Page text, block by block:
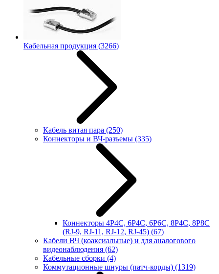
Кабельная продукция (3266)
Кабель витая пара (250)
Коннекторы и ВЧ-разъемы (335)
Коннекторы 4P4C, 6P4C, 6P6C, 8P4C, 8P8C
(RJ-9, RJ-11, RJ-12, RJ-45) (67)
Кабели ВЧ (коаксиальные) и для аналогового
видеонаблюдения (62)
Кабельные сборки (4)
Коммутационные шнуры (патч-корды) (1319)